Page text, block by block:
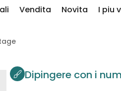
Vendita Novita I piu
Dipingere con i